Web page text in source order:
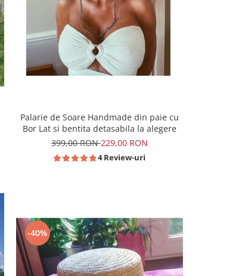
Palarie de Soare Handmade din paie cu
Bor Lat si bentita detasabila la alegere
399,00 RON229,00 RON
4 Review-uri
-40%